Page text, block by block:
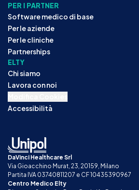
PER I PARTNER
Software medico di base
Per le aziende
Per le cliniche
Partnerships
ELTY
Chi siamo
Lavora con noi
Accessibilità
DaVinci Healthcare Srl
Via Gioacchino Murat, 23, 20159, Milano
Partita IVA 03740811207 e CF 10435390967
Centro Medico Elty